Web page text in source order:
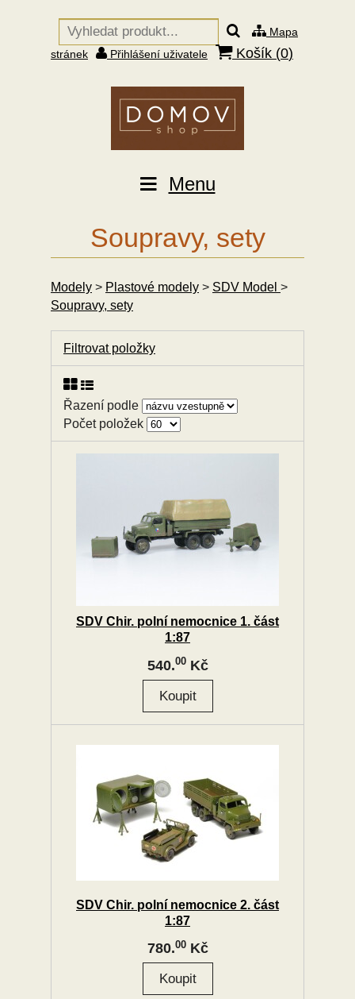
Mapa
stránek
Přihlášení uživatele Košík (0)
Menu
Soupravy, sety
Modely > Plastové modely > SDV Model >
Soupravy, sety
Filtrovat položky
Řazení podle
Počet položek
SDV Chir. polní nemocnice 1. část
1:87
540.00Kč
SDV Chir. polní nemocnice 2. část
1:87
780.00Kč